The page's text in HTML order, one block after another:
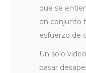
que se
en conjunto
esfuerzo de
Un solo
pasar